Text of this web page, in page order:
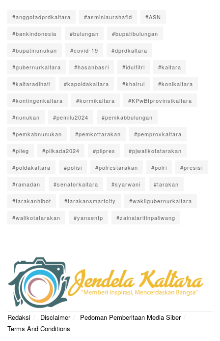
#anggotadprdkaltara #asminlaurahafid #ASN
#bankindonesia #bulungan #bupatibulungan
#bupatinunukan #covid-19 #dprdkaltara
#gubernurkaltara #hasanbasri #idulfitri #kaltara
#kaltaradihati #kapoldakaltara #khairul #konikaltara
#kontingenkaltara #kormikaltara #KPwBIprovinsikaltara
#nunukan #pemilu2024 #pemkabbulungan
#pemkabnunukan #pemkottarakan #pemprovkaltara
#pileg #pilkada2024 #pilpres #pjwalikotatarakan
#poldakaltara #polisi #polrestarakan #polri #presisi
#ramadan #senatorkaltara #syarwani #tarakan
#tarakanhibot #tarakansmartcity #wakilgubernurkaltara
#walikotatarakan #yansentp #zainalarifinpaliwang
Redaksi Disclaimer
Pedoman Pemberitaan Media Siber
Terms And Conditions